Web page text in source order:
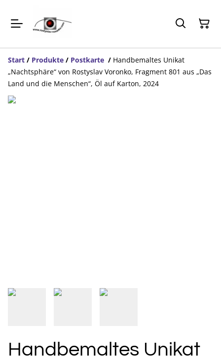
Start / Produkte / Postkarte / Handbemaltes Unikat
„Nachtsphäre“ von Rostyslav Voronko, Fragment 801 aus „Das
Land und die Menschen“, Öl auf Karton, 2024
Handbemaltes Unikat